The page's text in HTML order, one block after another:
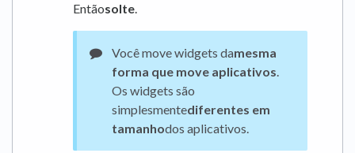
Entãosolte.
Você move widgets damesma
forma que move aplicativos.
Os widgets são
simplesmentediferentes em
tamanhodos aplicativos.